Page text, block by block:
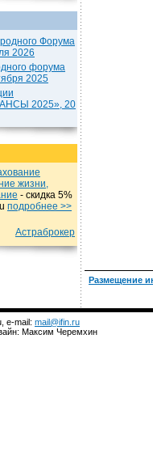
Форума
2026
форума
2025
2025», 20
жизни,
- cкидка 5%
подробнеe >>
Астраброкер
Размещение
e-mail: mail@ifin.ru
Максим Черемхин